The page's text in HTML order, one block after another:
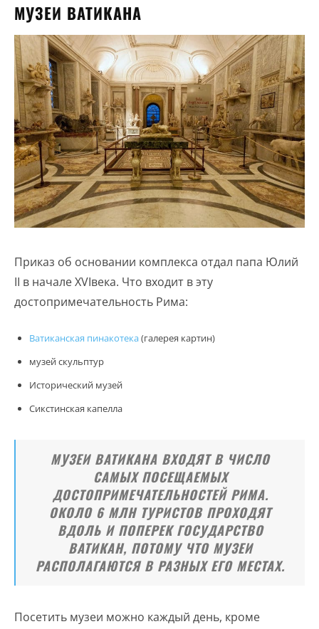
МУЗЕИ ВАТИКАНА
Приказ об основании комплекса отдал папа Юлий
II в начале XVIвека. Что входит в эту
достопримечательность Рима:
Ватиканская пинакотека(галерея картин)
музей скульптур
Исторический музей
Сикстинская капелла
МУЗЕИ ВАТИКАНА ВХОДЯТ В ЧИСЛО
САМЫХ ПОСЕЩАЕМЫХ
ДОСТОПРИМЕЧАТЕЛЬНОСТЕЙ РИМА.
ОКОЛО 6 МЛН ТУРИСТОВ ПРОХОДЯТ
ВДОЛЬ И ПОПЕРЕК ГОСУДАРСТВО
ВАТИКАН, ПОТОМУ ЧТО МУЗЕИ
РАСПОЛАГАЮТСЯ В РАЗНЫХ ЕГО МЕСТАХ.
Посетить музеи можно каждый день, кроме